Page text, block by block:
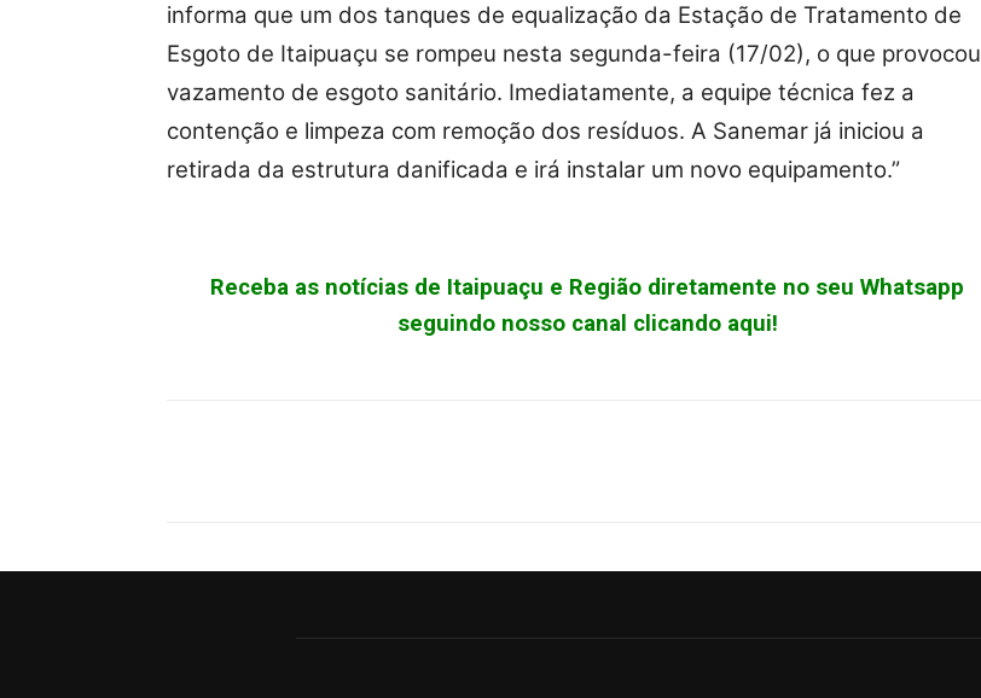
informa que um dos tanques de equalização da Estação de Tratamento de
Esgoto de Itaipuaçu se rompeu nesta segunda-feira (17/02), o que provocou
vazamento de esgoto sanitário. Imediatamente, a equipe técnica fez a
contenção e limpeza com remoção dos resíduos. A Sanemar já iniciou a
retirada da estrutura danificada e irá instalar um novo equipamento.”
Receba as notícias de Itaipuaçu e Região diretamente no seu Whatsapp
seguindo nosso canal clicando aqui!